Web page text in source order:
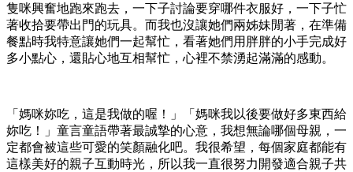
隻咪興奮地跑來跑去，一下子討論要穿哪件衣服好，一下子忙
著收拾要帶出門的玩具。而我也沒讓她們兩姊妹閒著，在準備
餐點時我特意讓她們一起幫忙，看著她們用胖胖的小手完成好
多小點心，還貼心地互相幫忙，心裡不禁湧起滿滿的感動。
「媽咪妳吃，這是我做的喔！」「媽咪我以後要做好多東西給
妳吃！」童言童語帶著最誠摯的心意，我想無論哪個母親，一
定都會被這些可愛的笑顏融化吧。我很希望，每個家庭都能有
這樣美好的親子互動時光，所以我一直很努力開發適合親子共